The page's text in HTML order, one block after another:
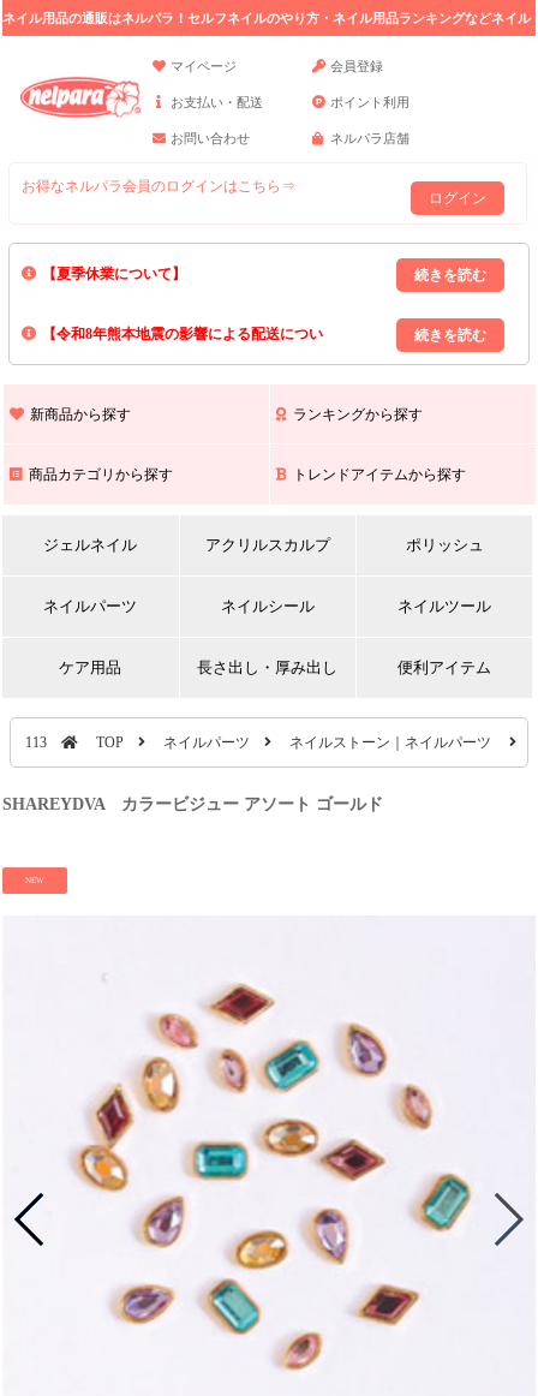
ネイル用品の通販はネルパラ！セルフネイルのやり方・ネイル用品ランキングなどネイル
マイページ
会員登録
お支払い・配送 ポイント利用
お問い合わせ ネルパラ店舗
お得なネルパラ会員のログインはこちら⇒
ログイン
【夏季休業について】
8/13(木)～8/16(日)の間｢出荷業務・お問い合わせ業務｣はお休みいたしま
上記期間中のご注文・お問い合わせは8/17(月)以降の対応となりますので
【令和8年熊本地震の影響による配送につい
また､ 九州全域でお荷物のお届けに遅延が生じております｡
新商品から探す ランキングから探す
商品カテゴリから探す トレンドアイテムから探す
ジェルネイル アクリルスカルプ ポリッシュ
ネイルパーツ ネイルシール ネイルツール
ケア用品 長さ出し・厚み出し 便利アイテム
113 TOP ネイルパーツ ネイルストーン｜ネイルパーツ
SHAREYDVA カラービジュー アソート ゴールド
NEW